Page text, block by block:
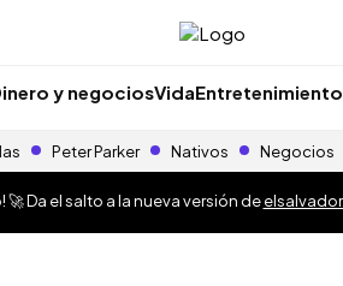
y negociosVidaEntretenimiento
Peter Parker Nativos Negocios
Da el salto a la nueva versión de